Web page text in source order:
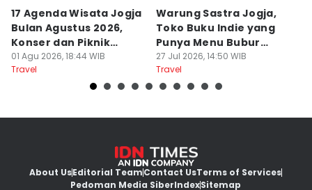
17 Agenda Wisata Jogja
Bulan Agustus 2026,
Konser dan Piknik
Literasi
01 Agu 2026, 18:44 WIB
Travel
Warung Sastra Jogja,
Toko Buku Indie yang
Punya Menu Bubur
Manado
27 Jul 2026, 14:50 WIB
Travel
About UsEditorial TeamContact UsTerms of Services
Pedoman Media SiberIndexSitemap